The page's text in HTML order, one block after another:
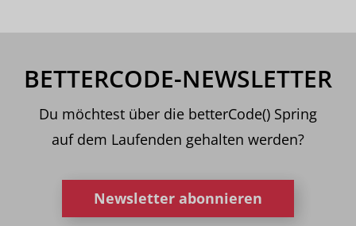
BETTERCODE-NEWSLETTER
Du möchtest über die betterCode() Spring
auf dem Laufenden gehalten werden?
Newsletter abonnieren